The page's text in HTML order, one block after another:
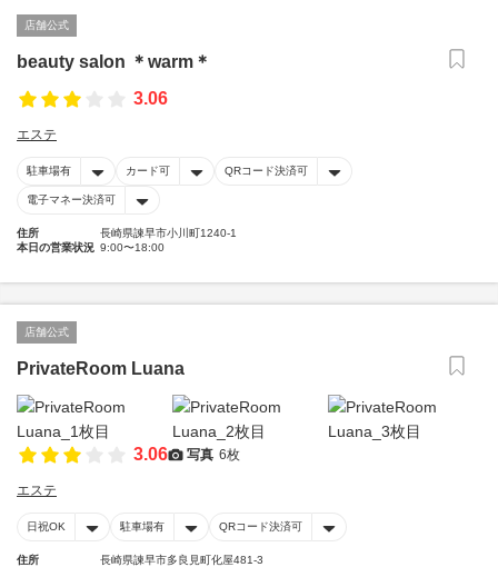
店舗公式
beauty salon ＊warm＊
3.06
エステ
駐車場有 カード可 QRコード決済可
電子マネー決済可
住所
長崎県諫早市小川町1240-1
本日の営業状況 9:00〜18:00
店舗公式
PrivateRoom Luana
3.06 写真 6枚
エステ
日祝OK 駐車場有 QRコード決済可
住所
長崎県諫早市多良見町化屋481-3